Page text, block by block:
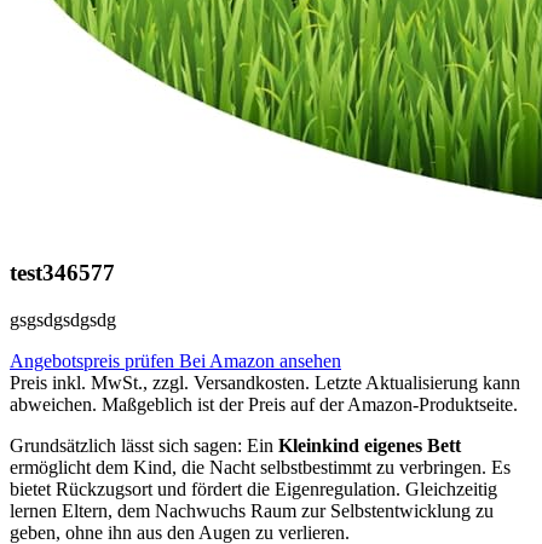
test346577
gsgsdgsdgsdg
Angebotspreis prüfen Bei Amazon ansehen
Preis inkl. MwSt., zzgl. Versandkosten. Letzte Aktualisierung kann
abweichen. Maßgeblich ist der Preis auf der Amazon-Produktseite.
Grundsätzlich lässt sich sagen: Ein Kleinkind eigenes Bett
ermöglicht dem Kind, die Nacht selbstbestimmt zu verbringen. Es
bietet Rückzugsort und fördert die Eigenregulation. Gleichzeitig
lernen Eltern, dem Nachwuchs Raum zur Selbstentwicklung zu
geben, ohne ihn aus den Augen zu verlieren.